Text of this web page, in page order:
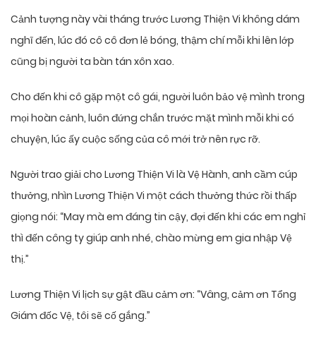
Cảnh tượng này vài tháng trước Lương Thiện Vi không dám
nghĩ đến, lúc đó cô cô đơn lẻ bóng, thậm chí mỗi khi lên lớp
cũng bị người ta bàn tán xôn xao.
Cho đến khi cô gặp một cô gái, người luôn bảo vệ mình trong
mọi hoàn cảnh, luôn đứng chắn trước mặt mình mỗi khi có
chuyện, lúc ấy cuộc sống của cô mới trở nên rực rỡ.
Người trao giải cho Lương Thiện Vi là Vệ Hành, anh cầm cúp
thưởng, nhìn Lương Thiện Vi một cách thưởng thức rồi thấp
giọng nói: “May mà em đáng tin cậy, đợi đến khi các em nghỉ
thì đến công ty giúp anh nhé, chào mừng em gia nhập Vệ
thị.”
Lương Thiện Vi lịch sự gật đầu cảm ơn: “Vâng, cảm ơn Tổng
Giám đốc Vệ, tôi sẽ cố gắng.”